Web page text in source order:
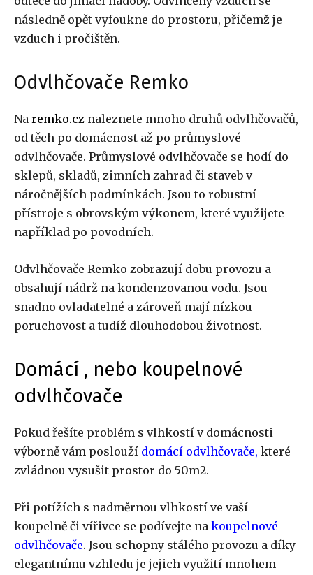
následně opět vyfoukne do prostoru, přičemž je
vzduch i pročištěn.
Odvlhčovače Remko
Na remko.cz naleznete mnoho druhů odvlhčovačů,
od těch po domácnost až po průmyslové
odvlhčovače. Průmyslové odvlhčovače se hodí do
sklepů, skladů, zimních zahrad či staveb v
náročnějších podmínkách. Jsou to robustní
přístroje s obrovským výkonem, které využijete
například po povodních.
Odvlhčovače Remko zobrazují dobu provozu a
obsahují nádrž na kondenzovanou vodu. Jsou
snadno ovladatelné a zároveň mají nízkou
poruchovost a tudíž dlouhodobou životnost.
Domácí , nebo koupelnové
odvlhčovače
Pokud řešíte problém s vlhkostí v domácnosti
výborně vám poslouží domácí odvlhčovače, které
zvládnou vysušit prostor do 50m2.
Při potížích s nadměrnou vlhkostí ve vaší
koupelně či vířivce se podívejte na koupelnové
odvlhčovače. Jsou schopny stálého provozu a díky
elegantnímu vzhledu je jejich využití mnohem